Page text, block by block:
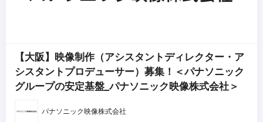
【大阪】映像制作（アシスタントディレクター・ア
シスタントプロデューサー）募集！＜パナソニック
グループの安定基盤_パナソニック映像株式会社＞
パナソニック映像株式会社